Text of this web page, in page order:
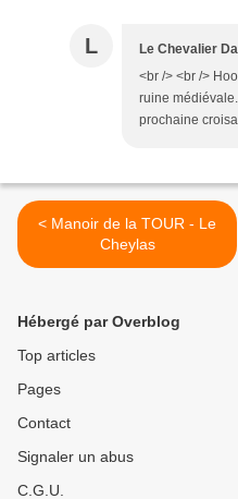
L Le Chevalier
<br /> <br />
ruine
prochaine
< Manoir de la TOUR - Le
Cheylas
Hébergé par Overblog
Top articles
Pages
Contact
Signaler un abus
C.G.U.